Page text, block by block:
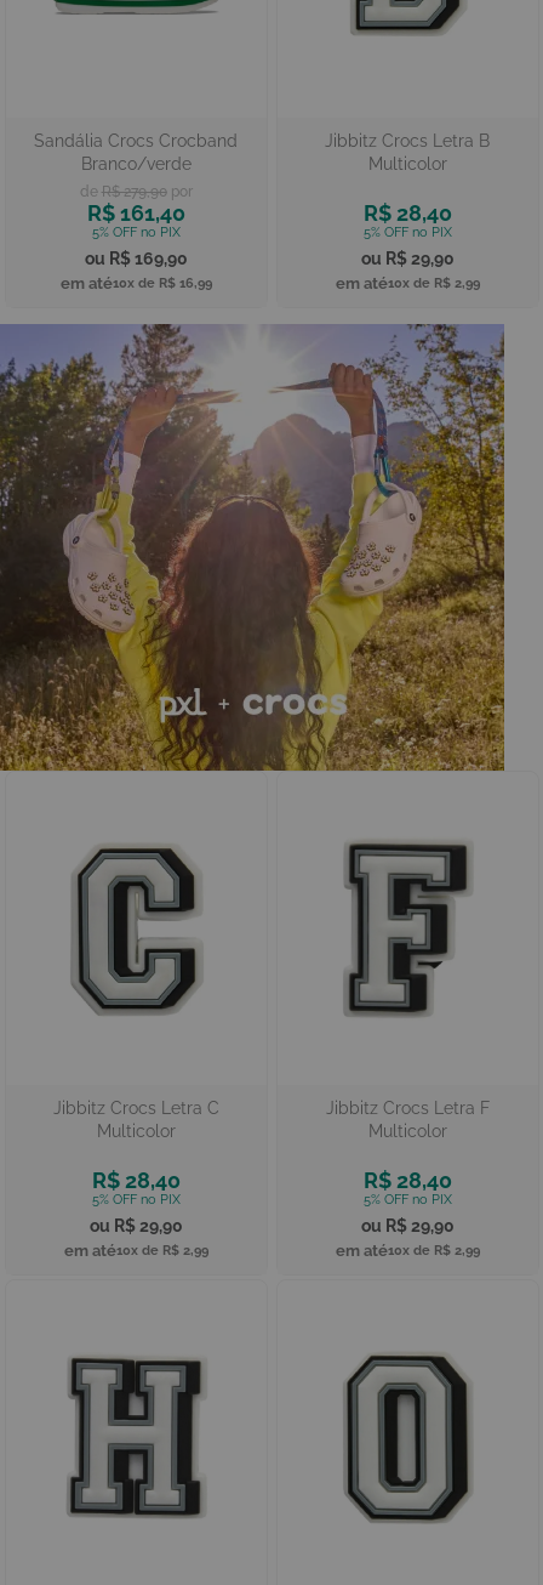
Sandália Crocs Crocband
Branco/verde
R$ 161,40
R$ 279,90
R$ 169,90
10x de R$ 16,99
Jibbitz Crocs Letra B
Multicolor
R$ 28,40
R$ 29,90
10x de R$ 2,99
Jibbitz Crocs Letra C
Multicolor
R$ 28,40
R$ 29,90
10x de R$ 2,99
Jibbitz Crocs Letra F
Multicolor
R$ 28,40
R$ 29,90
10x de R$ 2,99